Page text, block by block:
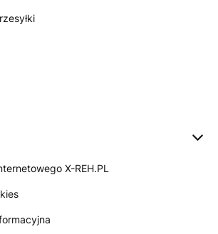
X-REH.PL